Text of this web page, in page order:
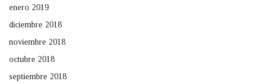
enero 2019
diciembre 2018
noviembre 2018
octubre 2018
septiembre 2018